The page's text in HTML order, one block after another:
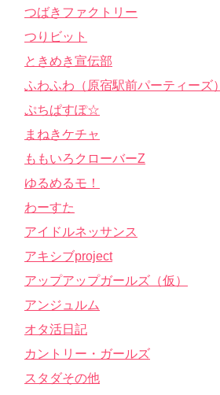
つばきファクトリー
つりビット
ときめき宣伝部
ふわふわ（原宿駅前パーティーズ）
ぷちぱすぽ☆
まねきケチャ
ももいろクローバーZ
ゆるめるモ！
わーすた
アイドルネッサンス
アキシブproject
アップアップガールズ（仮）
アンジュルム
オタ活日記
カントリー・ガールズ
スタダその他